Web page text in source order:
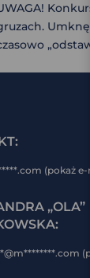
(pokaż e-
„OLA”